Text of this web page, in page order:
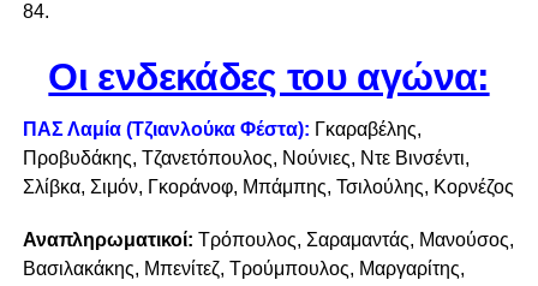
84.
Οι ενδεκάδες του αγώνα:
ΠΑΣ Λαμία (Τζιανλούκα Φέστα): Γκαραβέλης,
Προβυδάκης, Τζανετόπουλος, Νούνιες, Ντε Βινσέντι,
Σλίβκα, Σιμόν, Γκοράνοφ, Μπάμπης, Τσιλούλης, Κορνέζος
Αναπληρωματικοί: Τρόπουλος, Σαραμαντάς, Μανούσος,
Βασιλακάκης, Μπενίτεζ, Τρούμπουλος, Μαργαρίτης,